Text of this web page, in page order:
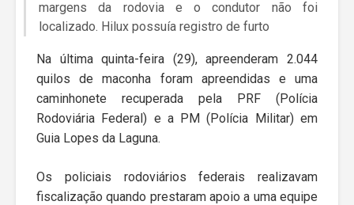
margens da rodovia e o condutor não foi
localizado. Hilux possuía registro de furto
Na última quinta-feira (29), apreenderam 2.044
quilos de maconha foram apreendidas e uma
caminhonete recuperada pela PRF (Polícia
Rodoviária Federal) e a PM (Polícia Militar) em
Guia Lopes da Laguna.
Os policiais rodoviários federais realizavam
fiscalização quando prestaram apoio a uma equipe